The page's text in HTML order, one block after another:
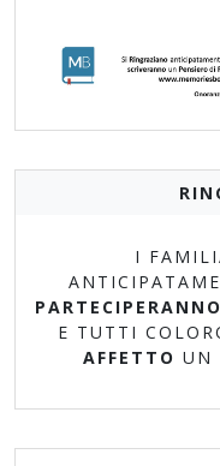
I
PARTECIPERANNO
E TUTTI
AFFETTO UN